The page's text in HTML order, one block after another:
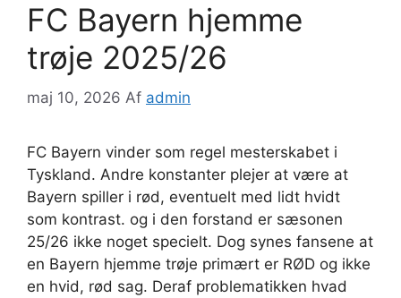
FC Bayern hjemme
trøje 2025/26
maj 10, 2026 Af admin
FC Bayern vinder som regel mesterskabet i
Tyskland. Andre konstanter plejer at være at
Bayern spiller i rød, eventuelt med lidt hvidt
som kontrast. og i den forstand er sæsonen
25/26 ikke noget specielt. Dog synes fansene at
en Bayern hjemme trøje primært er RØD og ikke
en hvid, rød sag. Deraf problematikken hvad